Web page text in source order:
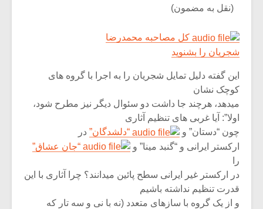
(نقل به مضمون)
کل مصاحبه محمدرضا
شجریان را بشنوید
این گفته دلیل تمایل شجریان را به اجرا با گروه های
کوچک نشان
میدهد، هرچند جا داشت دو سئوال دیگر نیز مطرح شود،
اولا”: آیا غربی های تنظیم آثاری
چون “دستان” و
“دلشدگان” در
ارکستر ایرانی و “گنبد مینا” و
“جان عشاق”
را
در ارکستر غیر ایرانی سطح پائین میدانند؟ چرا آثاری با این
قدرت تنظیم نداشته باشیم
و از یک گروه با سازهای متعدد (نه با نی و سه تار که